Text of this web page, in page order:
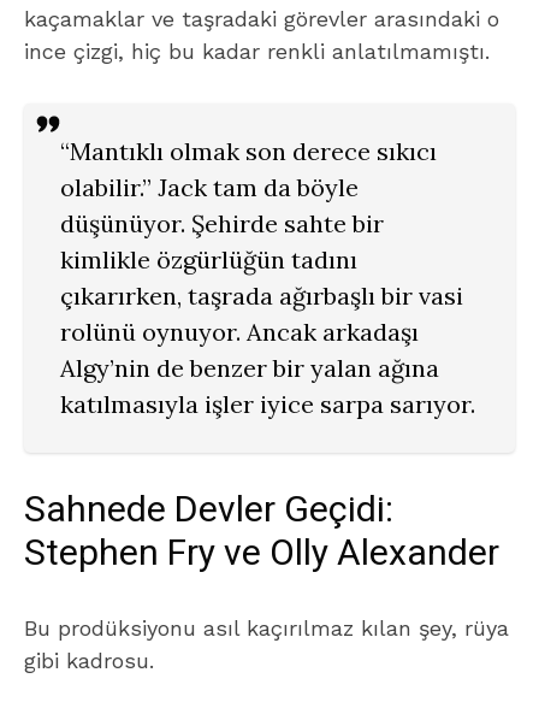
kaçamaklar ve taşradaki görevler arasındaki o
ince çizgi, hiç bu kadar renkli anlatılmamıştı.
“Mantıklı olmak son derece sıkıcı
olabilir.” Jack tam da böyle
düşünüyor. Şehirde sahte bir
kimlikle özgürlüğün tadını
çıkarırken, taşrada ağırbaşlı bir vasi
rolünü oynuyor. Ancak arkadaşı
Algy’nin de benzer bir yalan ağına
katılmasıyla işler iyice sarpa sarıyor.
Sahnede Devler Geçidi:
Stephen Fry ve Olly Alexander
Bu prodüksiyonu asıl kaçırılmaz kılan şey, rüya
gibi kadrosu.